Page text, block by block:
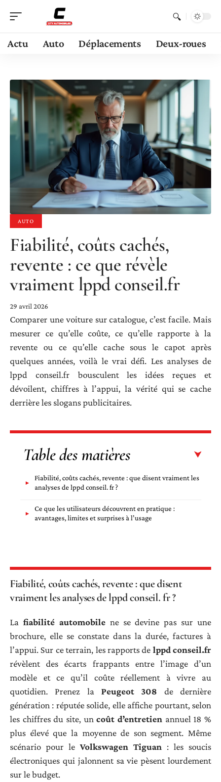
Actu Auto Déplacements Deux-roues
AUTO
Fiabilité, coûts cachés,
revente : ce que révèle
vraiment lppd conseil.fr
29 avril 2026
Comparer une voiture sur catalogue, c’est facile. Mais
mesurer ce qu’elle coûte, ce qu’elle rapporte à la
revente ou ce qu’elle cache sous le capot après
quelques années, voilà le vrai défi. Les analyses de
lppd conseil.fr bousculent les idées reçues et
dévoilent, chiffres à l’appui, la vérité qui se cache
derrière les slogans publicitaires.
Table des matières
Fiabilité, coûts cachés, revente : que disent vraiment les
analyses de lppd conseil. fr ?
Ce que les utilisateurs découvrent en pratique :
avantages, limites et surprises à l’usage
Fiabilité, coûts cachés, revente : que disent
vraiment les analyses de lppd conseil. fr ?
La fiabilité automobilene se devine pas sur une
brochure, elle se constate dans la durée, factures à
l’appui. Sur ce terrain, les rapports de lppd conseil.fr
révèlent des écarts frappants entre l’image d’un
modèle et ce qu’il coûte réellement à vivre au
quotidien. Prenez la Peugeot 308 de dernière
génération : réputée solide, elle affiche pourtant, selon
les chiffres du site, uncoût d’entretien annuel 18 %
plus élevé que la moyenne de son segment. Même
scénario pour le Volkswagen Tiguan : les soucis
électroniques qui jalonnent sa vie pèsent lourdement
sur le budget.